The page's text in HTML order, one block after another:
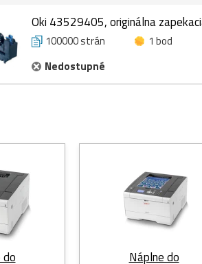
Oki 43529405, originálna
100000 strán
1 bod
Nedostupné
Náplne do